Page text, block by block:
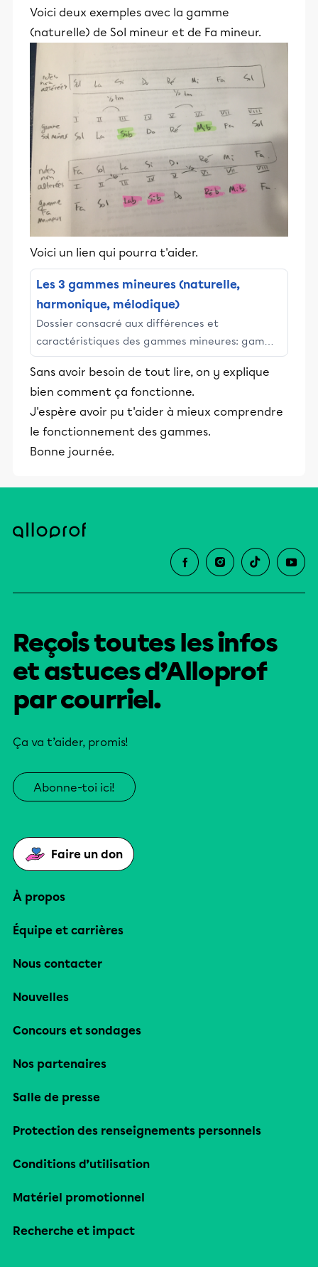
Voici deux exemples avec la gamme
(naturelle) de Sol mineur et de Fa mineur.
Voici un lien qui pourra t'aider.
Les 3 gammes mineures (naturelle,
harmonique, mélodique)
Dossier consacré aux différences et
caractéristiques des gammes mineures: gamme
mineure naturelle, harmonique, mélodique
ascendante et mélodique descendante.
Sans avoir besoin de tout lire, on y explique
bien comment ça fonctionne.
J'espère avoir pu t'aider à mieux comprendre
le fonctionnement des gammes.
Bonne journée.
Reçois toutes les infos
et astuces d’Alloprof
par courriel.
Ça va t’aider, promis!
Abonne-toi ici!
Faire un don
À propos
Équipe et carrières
Nous contacter
Nouvelles
Concours et sondages
Nos partenaires
Salle de presse
Protection des renseignements personnels
Conditions d’utilisation
Matériel promotionnel
Recherche et impact